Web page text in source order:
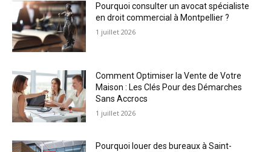
Pourquoi consulter un avocat spécialiste
en droit commercial à Montpellier ?
1 juillet 2026
Comment Optimiser la Vente de Votre
Maison : Les Clés Pour des Démarches
Sans Accrocs
1 juillet 2026
Pourquoi louer des bureaux à Saint-